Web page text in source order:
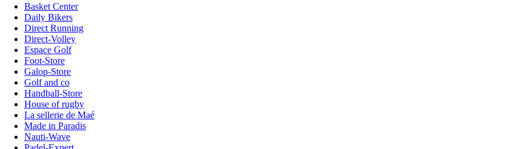
Basket Center
Daily Bikers
Direct Running
Direct-Volley
Espace Golf
Foot-Store
Galop-Store
Golf and co
Handball-Store
House of rugby
La sellerie de Maé
Made in Paradis
Nauti-Wave